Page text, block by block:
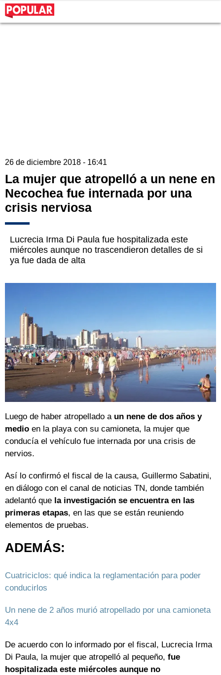
26 de diciembre 2018 - 16:41
La mujer que atropelló a un nene en
Necochea fue internada por una
crisis nerviosa
Lucrecia Irma Di Paula fue hospitalizada este
miércoles aunque no trascendieron detalles de si
ya fue dada de alta
Luego de haber atropellado a un nene de dos años y
medio en la playa con su camioneta, la mujer que
conducía el vehículo fue internada por una crisis de
nervios.
Así lo confirmó el fiscal de la causa, Guillermo Sabatini,
en diálogo con el canal de noticias TN, donde también
adelantó que la investigación se encuentra en las
primeras etapas, en las que se están reuniendo
elementos de pruebas.
ADEMÁS:
Cuatriciclos: qué indica la reglamentación para poder
conducirlos
Un nene de 2 años murió atropellado por una camioneta
4x4
De acuerdo con lo informado por el fiscal, Lucrecia Irma
Di Paula, la mujer que atropelló al pequeño, fue
hospitalizada este miércoles aunque no